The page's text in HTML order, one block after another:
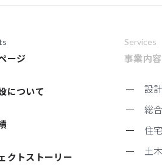
ージ
について
クトストーリー
Services
事業内容
設
総
住
土